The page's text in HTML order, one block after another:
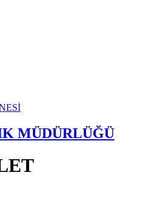
MÜDÜRLÜĞÜ